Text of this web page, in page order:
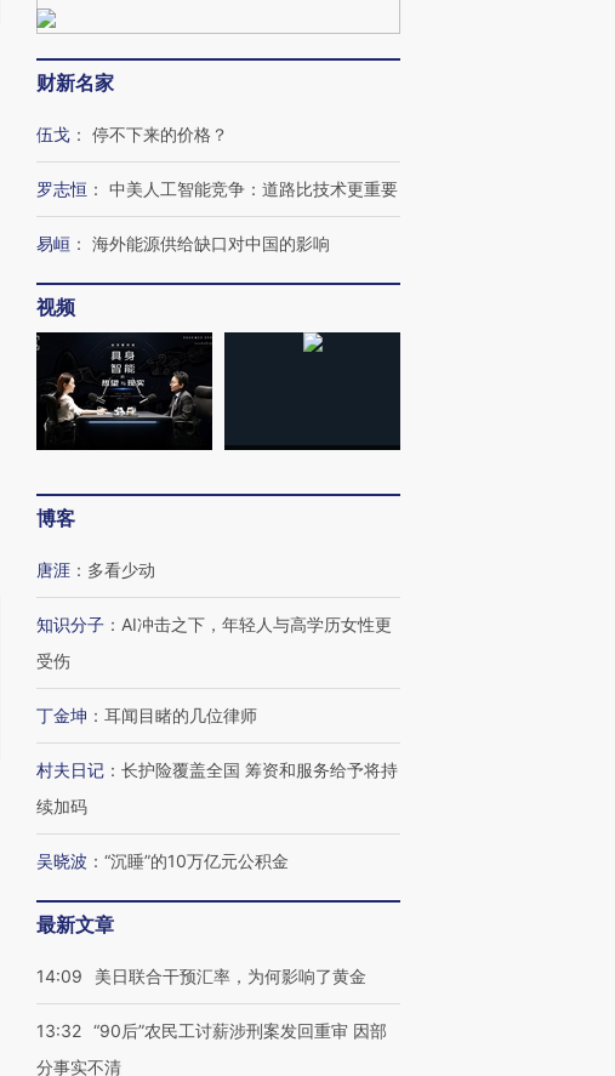
财新名家
伍戈 ： 停不下来的价格？
罗志恒 ： 中美人工智能竞争：道路比技术更重要
易峘 ： 海外能源供给缺口对中国的影响
视频
博客
唐涯 ： 多看少动
知识分子 ： AI冲击之下，年轻人与高学历女性更
受伤
丁金坤 ： 耳闻目睹的几位律师
村夫日记 ： 长护险覆盖全国 筹资和服务给予将持
续加码
吴晓波 ： “沉睡”的10万亿元公积金
最新文章
14:09 美日联合干预汇率，为何影响了黄金
13:32 “90后”农民工讨薪涉刑案发回重审 因部
分事实不清